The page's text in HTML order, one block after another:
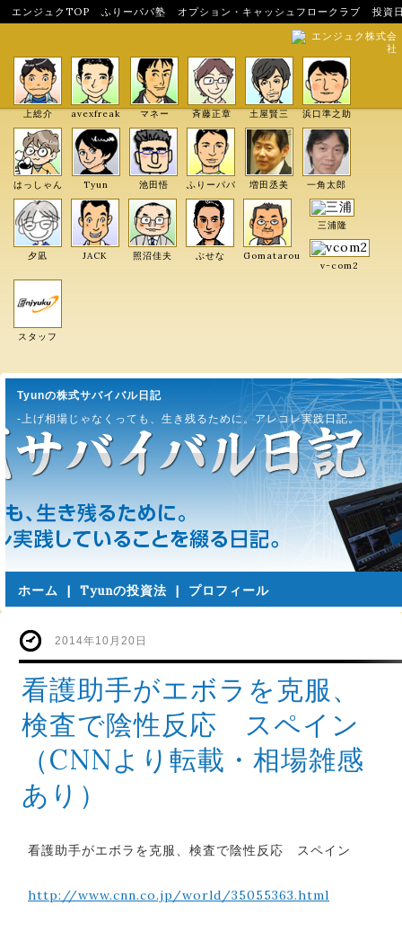
エンジュクTOP ふりーパパ塾 オプション・キャッシュフロークラブ
投資
エンジュク株式会
社
上総介 avexfreak マネー 斉藤正章 土屋賢三 浜口準之助
はっしゃん Tyun 池田悟 ふりーパパ 増田丞美 一角太郎
夕凪 JACK 照沼佳夫 ぶせな Gomatarou
三浦隆
v-com2
スタッフ
Tyunの株式サバイバル日記
-上げ相場じゃなくっても、生き残るために。アレコレ実践日記。
ホーム | Tyunの投資法 | プロフィール
2014年10月20日
看護助手がエボラを克服、
検査で陰性反応 スペイン
（CNNより転載・相場雑感
あり）
看護助手がエボラを克服、検査で陰性反応 スペイン
http://www.cnn.co.jp/world/35055363.html